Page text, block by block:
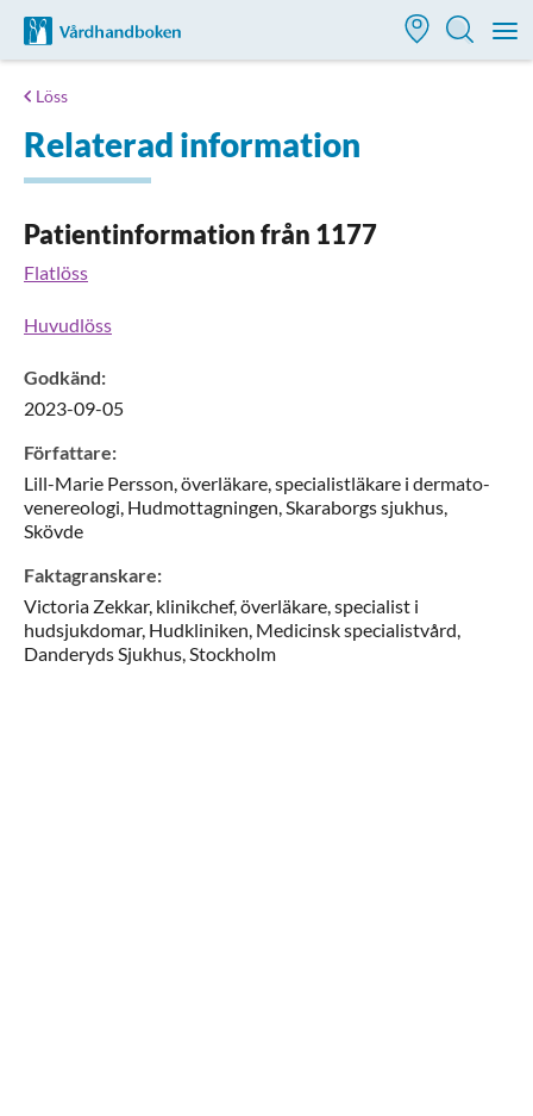
Till startsidan för Vårdhandboken
Löss
Relaterad information
Patientinformation från 1177
Flatlöss
Huvudlöss
Godkänd:
2023-09-05
Författare:
Lill-Marie Persson,överläkare, specialistläkare i dermato-
venereologi, Hudmottagningen, Skaraborgs sjukhus,
Skövde
Faktagranskare:
Victoria Zekkar, klinikchef, överläkare, specialist i
hudsjukdomar, Hudkliniken, Medicinsk specialistvård,
Danderyds Sjukhus,Stockholm